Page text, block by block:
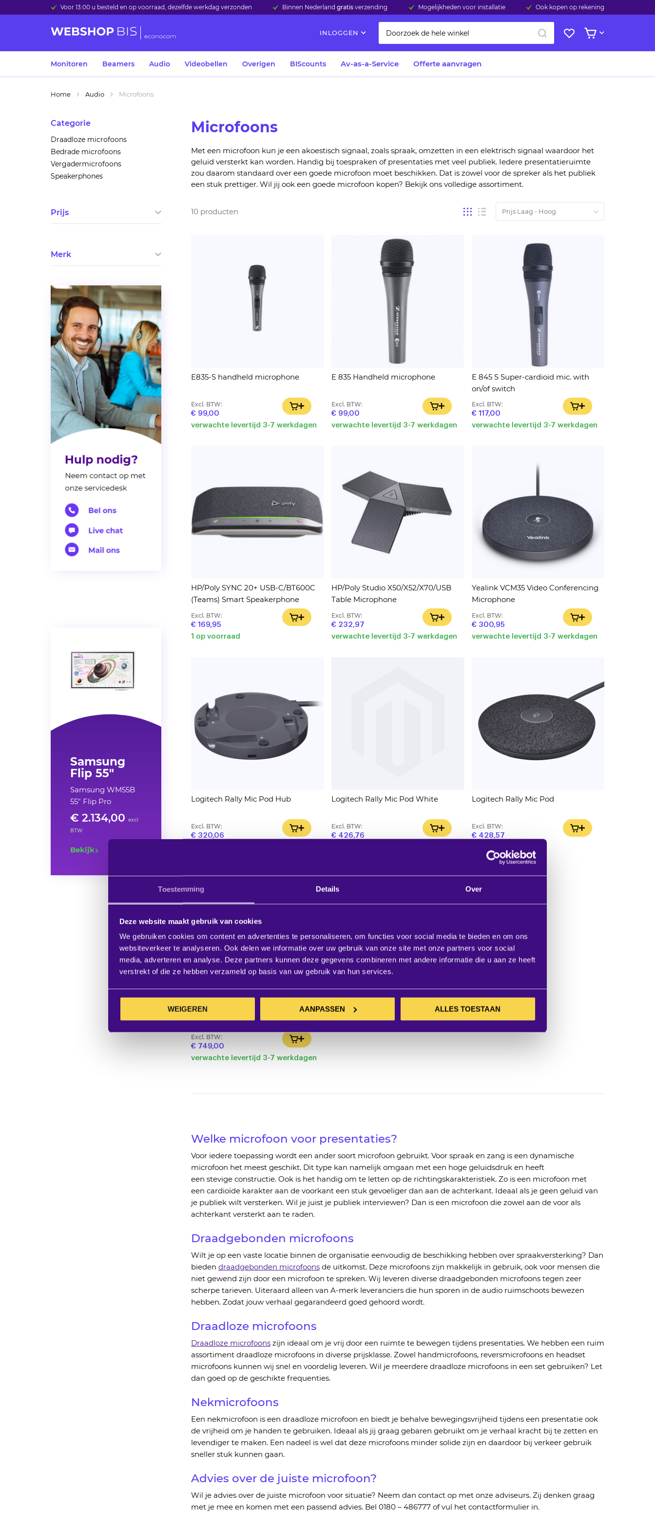
Toestemming Details Over
Deze website maakt gebruik van cookies
We gebruiken cookies om content en advertenties te personaliseren, om functies voor social media te bieden en om ons
websiteverkeer te analyseren. Ook delen we informatie over uw gebruik van onze site met onze partners voor social
media, adverteren en analyse. Deze partners kunnen deze gegevens combineren met andere informatie die u aan ze heeft
verstrekt of die ze hebben verzameld op basis van uw gebruik van hun services.
WEIGEREN AANPASSEN ALLES TOESTAAN
Voor 13:00 u besteld en op voorraad, dezelfde werkdag verzonden Binnen Nederlandgratis verzending Mogelijkheden voor installatie Ook kopen op rekening
INLOGGEN ZOEK
Mijn
verlanglijst
Bekijk
Monitoren Beamers Audio Videobellen Overigen BIScounts Av-as-a-Service Offerte aanvragen
Home Audio Microfoons
Categorie
Draadloze microfoons
Bedrade microfoons
Vergadermicrofoons
Speakerphones
Prijs
Merk
Samsung
Flip 55"
Samsung WM55B
55" Flip Pro
€ 2.134,00 excl
BTW
Bekijk
Microfoons
Met een microfoon kun je een akoestisch signaal, zoals spraak, omzetten in een elektrisch signaal waardoor het
geluid versterkt kan worden. Handig bij toespraken of presentaties met veel publiek. Iedere presentatieruimte
zou daarom standaard over een goede microfoon moet beschikken. Dat is zowel voor de spreker als het publiek
een stuk prettiger. Wil jij ook een goede microfoon kopen? Bekijk ons volledige assortiment.
10 producten
Tonen
Foto-
tabel
Lijst
E835-S handheld microphone
Excl. BTW:
€ 99,00
IN WINKELWAGEN
verwachte levertijd 3-7 werkdagen
E 835 Handheld microphone
Excl. BTW:
€ 99,00
IN WINKELWAGEN
verwachte levertijd 3-7 werkdagen
E 845 S Super-cardioid mic. with
on/of switch
Excl. BTW:
€ 117,00
IN WINKELWAGEN
verwachte levertijd 3-7 werkdagen
HP/Poly SYNC 20+ USB-C/BT600C
(Teams) Smart Speakerphone
Excl. BTW:
€ 169,95
IN WINKELWAGEN
1 op voorraad
HP/Poly Studio X50/X52/X70/USB
Table Microphone
Excl. BTW:
€ 232,97
IN WINKELWAGEN
verwachte levertijd 3-7 werkdagen
Yealink VCM35 Video Conferencing
Microphone
Excl. BTW:
€ 300,95
IN WINKELWAGEN
verwachte levertijd 3-7 werkdagen
Logitech Rally Mic Pod Hub
Excl. BTW:
€ 320,06
IN WINKELWAGEN
Logitech Rally Mic Pod White
Excl. BTW:
€ 426,76
IN WINKELWAGEN
Logitech Rally Mic Pod
Excl. BTW:
€ 428,57
IN WINKELWAGEN
EW-D ME3 SET Digital wireless
headmic set 606-662 MHz
Excl. BTW:
€ 749,00
IN WINKELWAGEN
verwachte levertijd 3-7 werkdagen
Welke microfoon voor presentaties?
Voor iedere toepassing wordt een ander soort microfoon gebruikt. Voor spraak en zang is een dynamische
microfoon het meest geschikt. Dit type kan namelijk omgaan met een hoge geluidsdruk en heeft
een stevige constructie. Ook is het handig om te letten op de richtingskarakteristiek. Zo is een microfoon met
een cardioïde karakter aan de voorkant een stuk gevoeliger dan aan de achterkant. Ideaal als je geen geluid van
je publiek wilt versterken. Wil je juist je publiek interviewen? Dan is een microfoon die zowel aan de voor als
achterkant versterkt aan te raden.
Draadgebonden microfoons
Wilt je op een vaste locatie binnen de organisatie eenvoudig de beschikking hebben over spraakversterking? Dan
bieden draadgebonden microfoons de uitkomst. Deze microfoons zijn makkelijk in gebruik, ook voor mensen die
niet gewend zijn door een microfoon te spreken. Wij leveren diverse draadgebonden microfoons tegen zeer
scherpe tarieven. Uiteraard alleen van A-merk leveranciers die hun sporen in de audio ruimschoots bewezen
hebben. Zodat jouw verhaal gegarandeerd goed gehoord wordt.
Draadloze microfoons
Draadloze microfoons zijn ideaal om je vrij door een ruimte te bewegen tijdens presentaties. We hebben een ruim
assortiment draadloze microfoons in diverse prijsklasse. Zowel handmicrofoons, reversmicrofoons en headset
microfoons kunnen wij snel en voordelig leveren. Wil je meerdere draadloze microfoons in een set gebruiken? Let
dan goed op de geschikte frequenties.
Nekmicrofoons
Een nekmicrofoon is een draadloze microfoon en biedt je behalve bewegingsvrijheid tijdens een presentatie ook
de vrijheid om je handen te gebruiken. Ideaal als jij graag gebaren gebruikt om je verhaal kracht bij te zetten en
levendiger te maken. Een nadeel is wel dat deze microfoons minder solide zijn en daardoor bij verkeer gebruik
sneller stuk kunnen gaan.
Advies over de juiste microfoon?
Wil je advies over de juiste microfoon voor situatie? Neem dan contact op met onze adviseurs. Zij denken graag
met je mee en komen met een passend advies. Bel 0180 – 486777 of vul het contactformulier in.